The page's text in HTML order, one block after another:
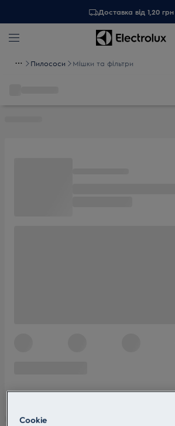
Доставка від 1,20 грн
Пилососи Мішки та фільтри
Cookie